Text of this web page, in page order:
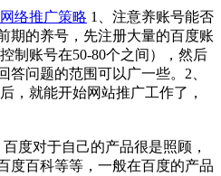
络推广策略 1、注意养账号能否
期的养号，先注册大量的百度账
制账号在50-80个之间），然后
答问题的范围可以广一些。2、
，就能开始网站推广工作了，
百度对于自己的产品很是照顾，
度百科等等，一般在百度的产品